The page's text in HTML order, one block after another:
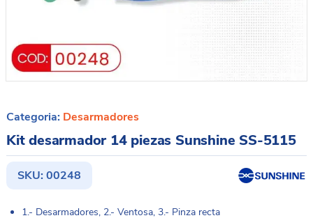
Categoria: Desarmadores
Kit desarmador 14 piezas Sunshine SS-5115
SKU: 00248
1.- Desarmadores, 2.- Ventosa, 3.- Pinza recta